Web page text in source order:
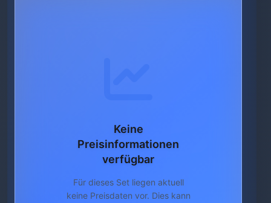
Keine
Preisinformationen
verfügbar
Für dieses Set liegen aktuell
keine Preisdaten vor. Dies kann